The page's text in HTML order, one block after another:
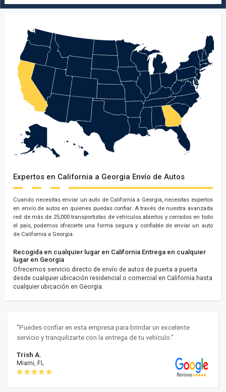
Expertos en California a Georgia Envío de Autos
Cuando necesitas enviar un auto de California a Georgia, necesitas expertos
en envío de autos en quienes puedas confiar. A través de nuestra avanzada
red de más de 25,000 transportistas de vehículos abiertos y cerrados en todo
el país, podemos ofrecerte una forma segura y confiable de enviar un auto
de California a Georgia.
Recogida en cualquier lugar en California Entrega en cualquier
lugar en Georgia
Ofrecemos servicio directo de envío de autos de puerta a puerta
desde cualquier ubicación residencial o comercial en California hasta
cualquier ubicación en Georgia.
"Puedes confiar en esta empresa para brindar un excelente
servicio y tranquilizarte con la entrega de tu vehículo."
Trish A.
Miami, FL